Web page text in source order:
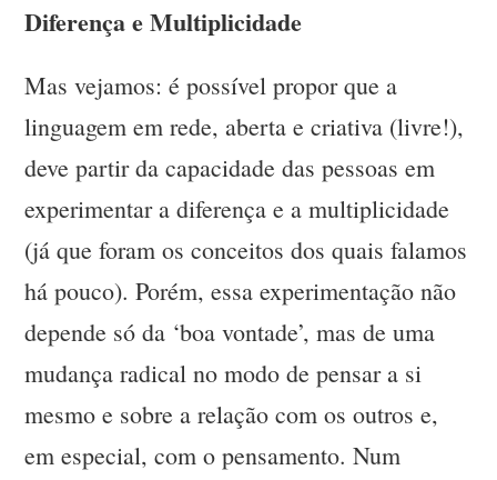
Diferença e Multiplicidade
Mas vejamos: é possível propor que a
linguagem em rede, aberta e criativa (livre!),
deve partir da capacidade das pessoas em
experimentar a diferença e a multiplicidade
(já que foram os conceitos dos quais falamos
há pouco). Porém, essa experimentação não
depende só da ‘boa vontade’, mas de uma
mudança radical no modo de pensar a si
mesmo e sobre a relação com os outros e,
em especial, com o pensamento. Num